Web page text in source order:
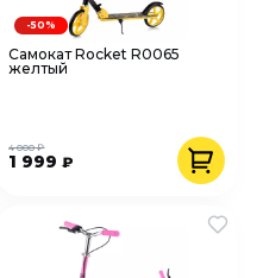
Самокат Rocket R0065
желтый
1 999₽
4 000 ₽
-50%